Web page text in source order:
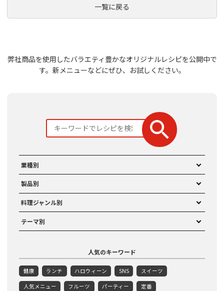
一覧に戻る
弊社商品を使用したバラエティ豊かなオリジナルレシピを公開中で
す。 新メニューなどにぜひ、お試しください。
業種別
製品別
料理ジャンル別
テーマ別
人気のキーワード
健康 ランチ ハロウィーン SNS スイーツ
人気メニュー フルーツ パーティー 定番